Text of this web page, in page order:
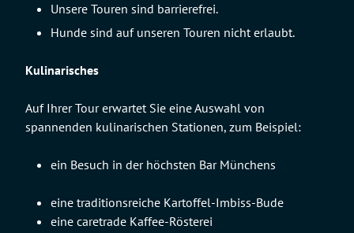
Unsere Touren sind barrierefrei.
Hunde sind auf unseren Touren nicht erlaubt.
Kulinarisches
Auf Ihrer Tour erwartet Sie eine Auswahl von
spannenden kulinarischen Stationen, zum Beispiel:
ein Besuch in der höchsten Bar Münchens
eine traditionsreiche Kartoffel-Imbiss-Bude
eine caretrade Kaffee-Rösterei